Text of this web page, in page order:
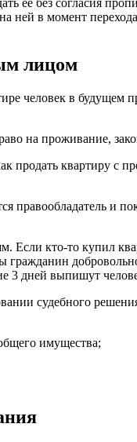
ее без согласия
ней в момент
лицом
человек в будущем
на проживание,
квартиру с
и
Если кто-то купил
3 дней выпишут
судебного
имущества;